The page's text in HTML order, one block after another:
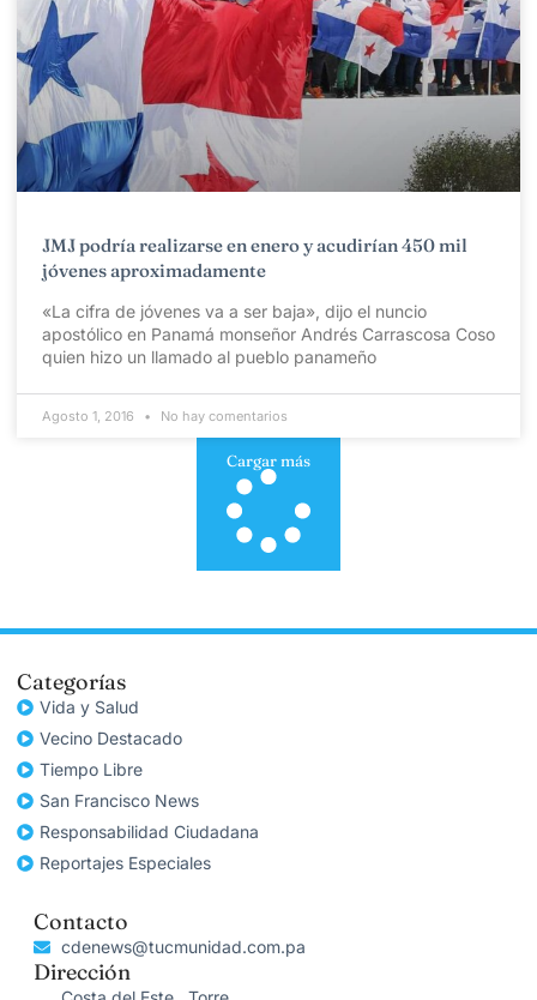
JMJ podría realizarse en enero y acudirían 450 mil
jóvenes aproximadamente
«La cifra de jóvenes va a ser baja», dijo el nuncio
apostólico en Panamá monseñor Andrés Carrascosa Coso
quien hizo un llamado al pueblo panameño
Agosto 1, 2016 No hay comentarios
Cargar más
Categorías
Vida y Salud
Vecino Destacado
Tiempo Libre
San Francisco News
Responsabilidad Ciudadana
Reportajes Especiales
Contacto
cdenews@tucmunidad.com.pa
Dirección